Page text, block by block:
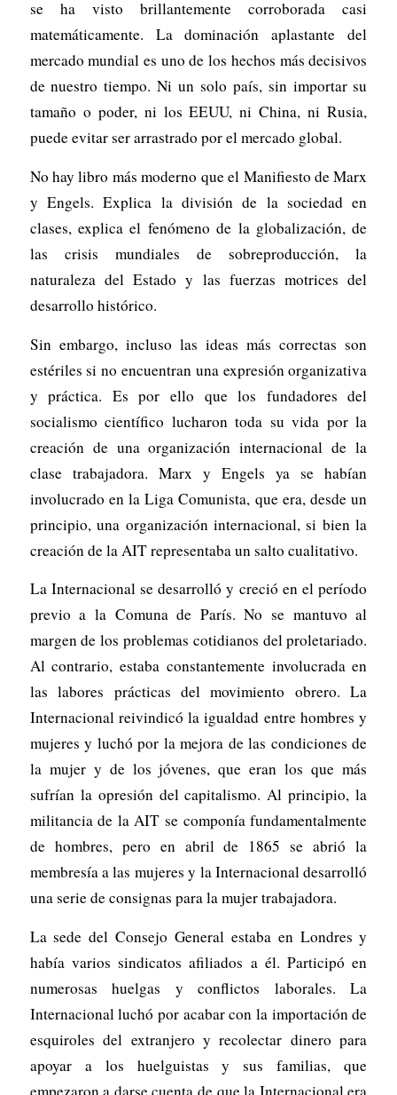
se ha visto brillantemente corroborada casi
matemáticamente. La dominación aplastante del
mercado mundial es uno de los hechos más decisivos
de nuestro tiempo. Ni un solo país, sin importar su
tamaño o poder, ni los EEUU, ni China, ni Rusia,
puede evitar ser arrastrado por el mercado global.
No hay libro más moderno que el Manifiesto de Marx
y Engels. Explica la división de la sociedad en
clases, explica el fenómeno de la globalización, de
las crisis mundiales de sobreproducción, la
naturaleza del Estado y las fuerzas motrices del
desarrollo histórico.
Sin embargo, incluso las ideas más correctas son
estériles si no encuentran una expresión organizativa
y práctica. Es por ello que los fundadores del
socialismo científico lucharon toda su vida por la
creación de una organización internacional de la
clase trabajadora. Marx y Engels ya se habían
involucrado en la Liga Comunista, que era, desde un
principio, una organización internacional, si bien la
creación de la AIT representaba un salto cualitativo.
La Internacional se desarrolló y creció en el período
previo a la Comuna de París. No se mantuvo al
margen de los problemas cotidianos del proletariado.
Al contrario, estaba constantemente involucrada en
las labores prácticas del movimiento obrero. La
Internacional reivindicó la igualdad entre hombres y
mujeres y luchó por la mejora de las condiciones de
la mujer y de los jóvenes, que eran los que más
sufrían la opresión del capitalismo. Al principio, la
militancia de la AIT se componía fundamentalmente
de hombres, pero en abril de 1865 se abrió la
membresía a las mujeres y la Internacional desarrolló
una serie de consignas para la mujer trabajadora.
La sede del Consejo General estaba en Londres y
había varios sindicatos afiliados a él. Participó en
numerosas huelgas y conflictos laborales. La
Internacional luchó por acabar con la importación de
esquiroles del extranjero y recolectar dinero para
apoyar a los huelguistas y sus familias, que
empezaron a darse cuenta de que la Internacional era